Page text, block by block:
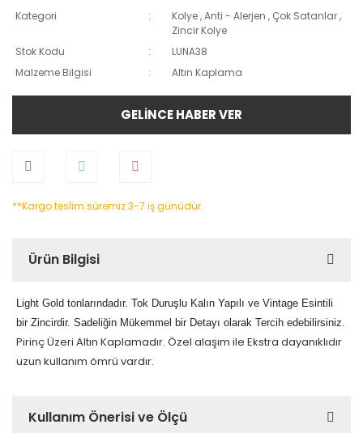
Kategori
Kolye,Anti - Alerjen , Çok Satanlar,
Zincir Kolye
Stok Kodu
LUNA38
Malzeme Bilgisi
Altın Kaplama
GELİNCE HABER VER
**Kargo teslim süremiz 3-7 iş günüdür.
Ürün Bilgisi
Light Gold tonlarındadır. Tok Duruşlu Kalın Yapılı ve Vintage Esintili
bir Zincirdir. Sadeliğin Mükemmel bir Detayı olarak Tercih edebilirsiniz.
Pirinç Üzeri Altın Kaplamadır. Özel alaşım ile Ekstra dayanıklıdır
uzun kullanım ömrü vardır.
Kullanım Önerisi ve Ölçü